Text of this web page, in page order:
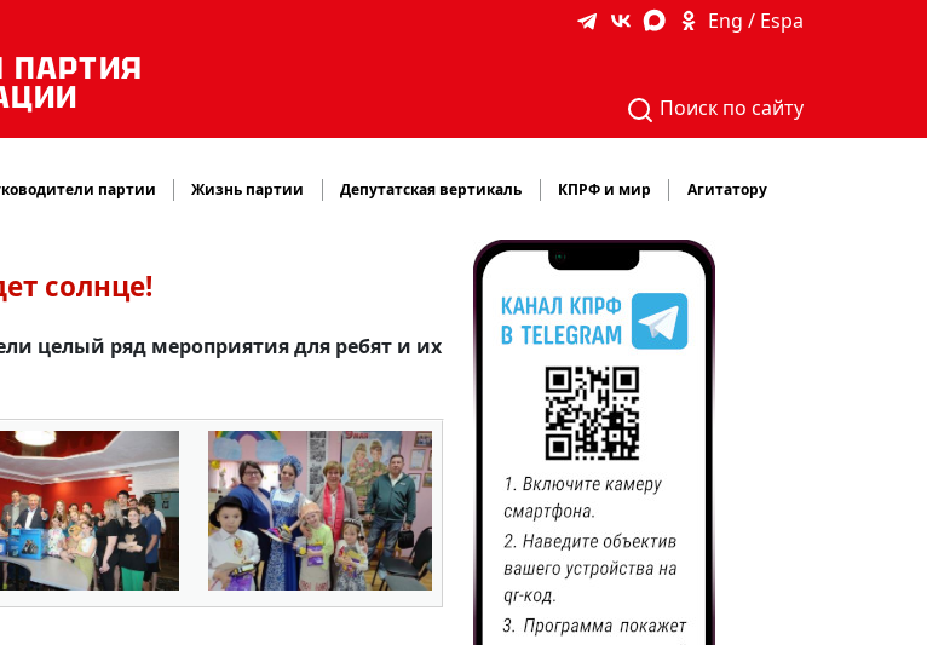
ПАРТИЯ
Eng / Espa
Поиск по сайту
партии Жизнь партии Депутатская вертикаль КПРФ и мир Агитатору
солнце!
целый ряд мероприятия для ребят и их